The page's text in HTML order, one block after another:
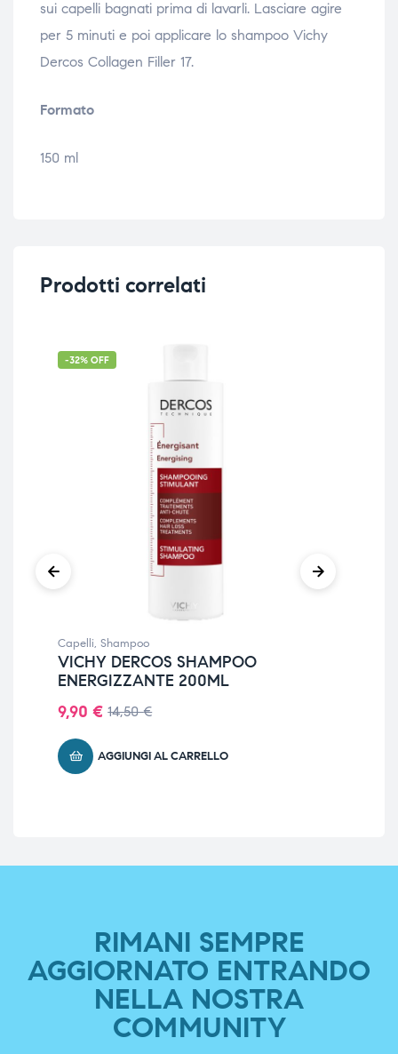
sui capelli bagnati prima di lavarli. Lasciare agire
per 5 minuti e poi applicare lo shampoo Vichy
Dercos Collagen Filler 17.
Formato
150 ml
Prodotti correlati
-32% OFF
Capelli, Shampoo
VICHY DERCOS SHAMPOO
ENERGIZZANTE 200ML
14,50€
9,90 €
AGGIUNGI AL CARRELLO
RIMANI SEMPRE
AGGIORNATO ENTRANDO
NELLA NOSTRA
COMMUNITY